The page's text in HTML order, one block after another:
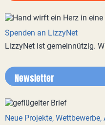
Spenden an LizzyNet
LizzyNet ist gemeinnützig.
Newsletter
Neue Projekte, Wettbewerbe,